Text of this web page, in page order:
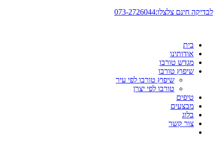
דלג
לבדיקה חינם צלצלו:073-2726044
בית
אודותינו
מגדש טורבו
שיפוץ טורבו
שיפוץ טורבו לפי עיר
טורבו לפי יצרן
טיפים
מבצעים
בלוג
צור קשר